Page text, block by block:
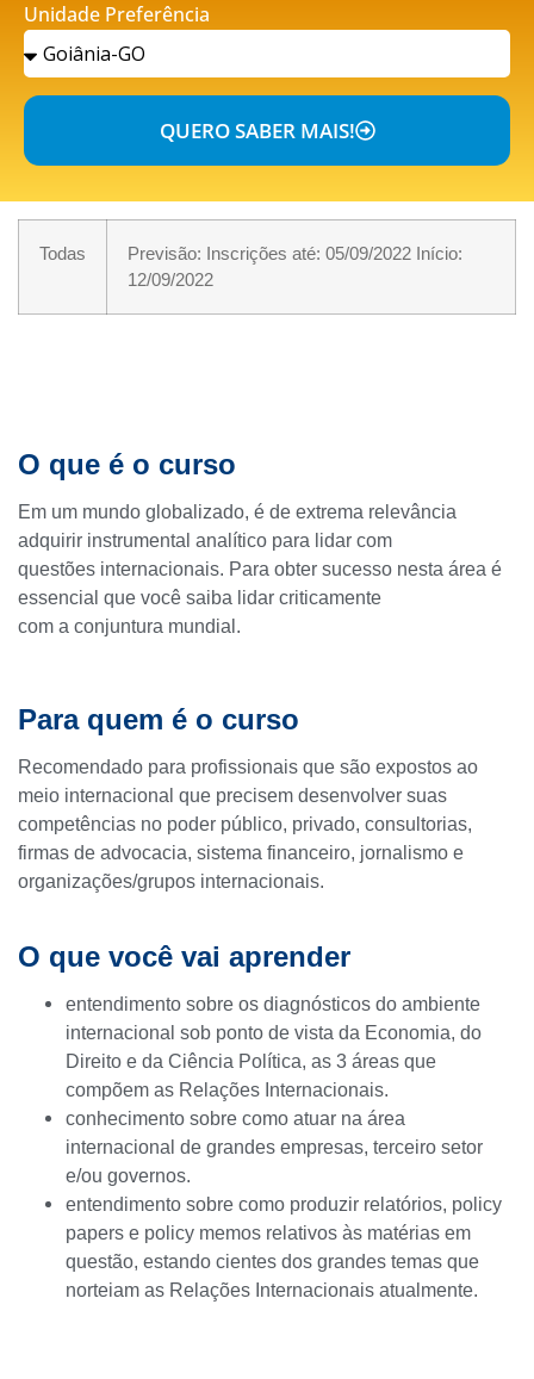
Todas
Previsão: Inscrições até: 05/09/2022 Início:
12/09/2022
O que é o curso
Em um mundo globalizado, é de extrema relevância
adquirir instrumental analítico para lidar com
questões internacionais. Para obter sucesso nesta área é
essencial que você saiba lidar criticamente
com a conjuntura mundial.
Para quem é o curso
Recomendado para profissionais que são expostos ao
meio internacional que precisem desenvolver suas
competências no poder público, privado, consultorias,
firmas de advocacia, sistema financeiro, jornalismo e
organizações/grupos internacionais.
O que você vai aprender
entendimento sobre os diagnósticos do ambiente
internacional sob ponto de vista da Economia, do
Direito e da Ciência Política, as 3 áreas que
compõem as Relações Internacionais.
conhecimento sobre como atuar na área
internacional de grandes empresas, terceiro setor
e/ou governos.
entendimento sobre como produzir relatórios, policy
papers e policy memos relativos às matérias em
questão, estando cientes dos grandes temas que
norteiam as Relações Internacionais atualmente.
Unidade Preferência
QUERO SABER MAIS!